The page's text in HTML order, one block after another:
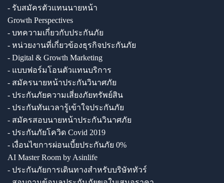
- รับสมัครตัวแทนนายหน้า
Growth Perspectives
- บทความเกี่ยวกับประกันภัย
- หน่วยงานที่เกี่ยวข้องธุรกิจประกันภัย
- Digital & Growth Marketing
- แบบฟอร์มโอนตัวแทนบริการ
- สมัครนายหน้าประกันวินาศภัย
- ประกันภัยความเสี่ยงภัยทรัพย์สิน
- ประกันทันเวลารู้เข้าใจประกันภัย
- สมัครสอบนายหน้าประกันวินาศภัย
- ประกันภัยโควิด Covid 2019
- เงื่อนไขการผ่อนเบี้ยประกันภัย 0%
AI Master Room by Asinlife
- ประกันภัยการเดินทางสำหรับบริษัททัวร์